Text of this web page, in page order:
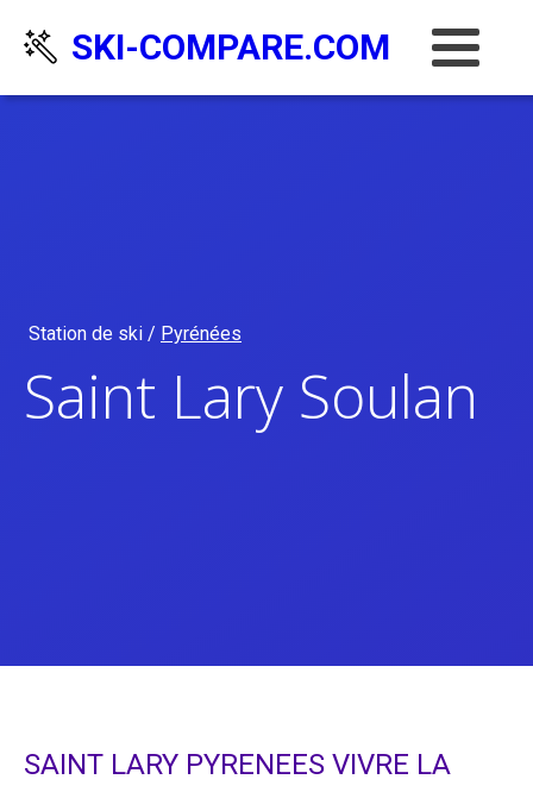
SKI-COMPARE.COM
Station de ski / Pyrénées
Saint Lary Soulan
SAINT LARY PYRENEES VIVRE LA